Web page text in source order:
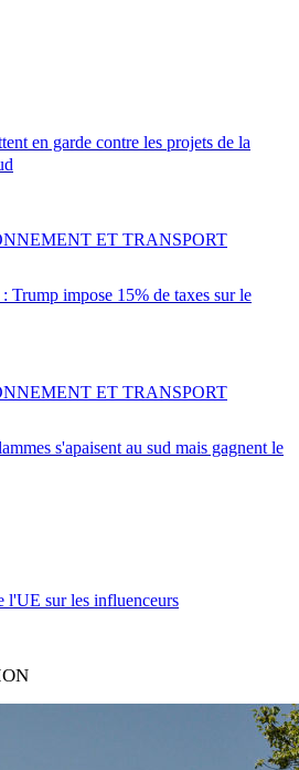
en garde contre les projets de la
Trump impose 15% de taxes sur le
ET TRANSPORT
s'apaisent au sud mais gagnent le
ET TRANSPORT
l'UE sur les influenceurs